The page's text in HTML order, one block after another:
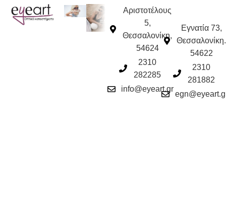
Αριστοτέλους
5,
Θεσσαλονίκη,
54624
2310
282285
info@eyeart.gr
Εγνατία 73,
Θεσσαλονίκη.
54622
2310
281882